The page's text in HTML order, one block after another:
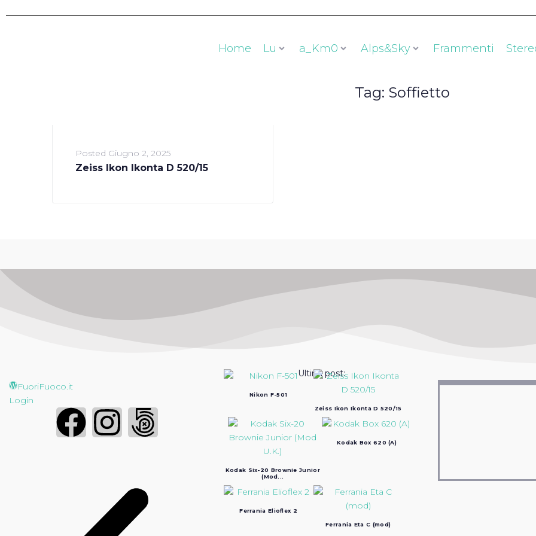
Home Lu a_Km0 Alps&Sky Frammenti
Tag: Soffietto
Posted Giugno 2, 2025
Zeiss Ikon Ikonta D 520/15
FuoriFuoco.it
Login
Ultimi post:
Nikon F-501
Zeiss Ikon Ikonta D 520/15
Kodak Six-20 Brownie Junior
(Mod...
Kodak Box 620 (A)
Ferrania Elioflex 2
Ferrania Eta C (mod)